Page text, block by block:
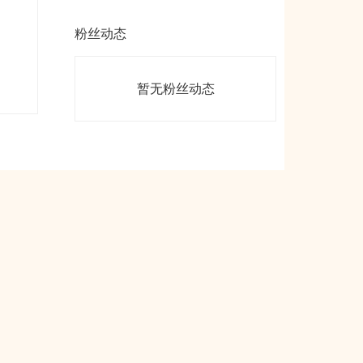
粉丝动态
暂无粉丝动态